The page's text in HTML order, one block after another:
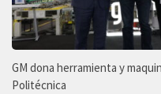
GM dona herramienta y
Politécnica